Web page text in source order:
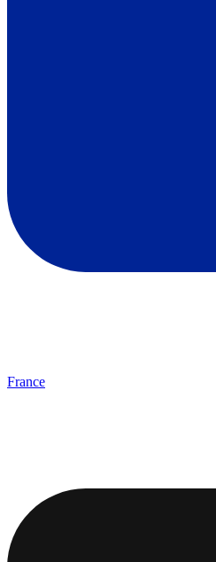
France